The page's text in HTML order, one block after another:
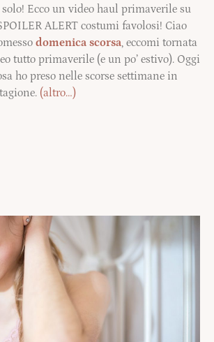
Ecco un video haul primaverile su
ALERT costumi favolosi! Ciao
domenica scorsa, eccomi tornata
tutto primaverile (e un po’ estivo). Oggi
ho preso nelle scorse settimane in
(altro…)